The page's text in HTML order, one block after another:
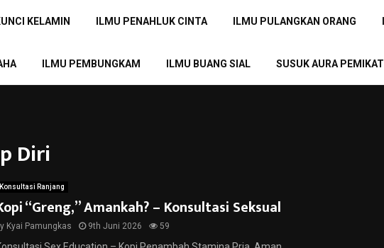
KELAMIN ILMU PENAHLUK CINTA ILMU PULANGKAN ORANG
ILMU PEMBUNGKAM ILMU BUANG SIAL SUSUK AURA PEMIKAT
Diri
Konsultasi Ranjang
“Greng,” Amankah? – Konsultasi Seksual
Kyai Pamungkas 9th Juni 2026 59